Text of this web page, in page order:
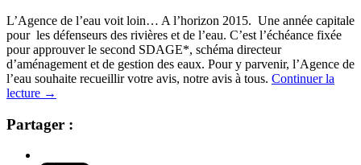
L’Agence de l’eau voit loin… A l’horizon 2015. Une année capitale
pour les défenseurs des rivières et de l’eau. C’est l’échéance fixée
pour approuver le second SDAGE*, schéma directeur
d’aménagement et de gestion des eaux. Pour y parvenir, l’Agence de
l’eau souhaite recueillir votre avis, notre avis à tous. Continuer la
lecture →
Partager :